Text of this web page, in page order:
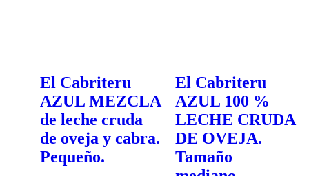
El Cabriteru
AZUL MEZCLA
de leche cruda
de oveja y cabra.
Pequeño.
El Cabriteru
AZUL 100 %
LECHE CRUDA
DE OVEJA.
Tamaño